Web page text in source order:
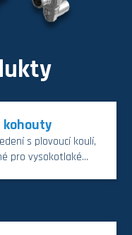
kohouty
s plovoucí koulí,
pro vysokotlaké